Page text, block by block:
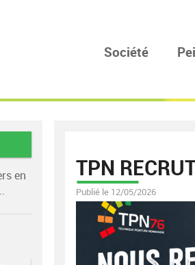
Société
en
TPN
Publié le 12/05/2026